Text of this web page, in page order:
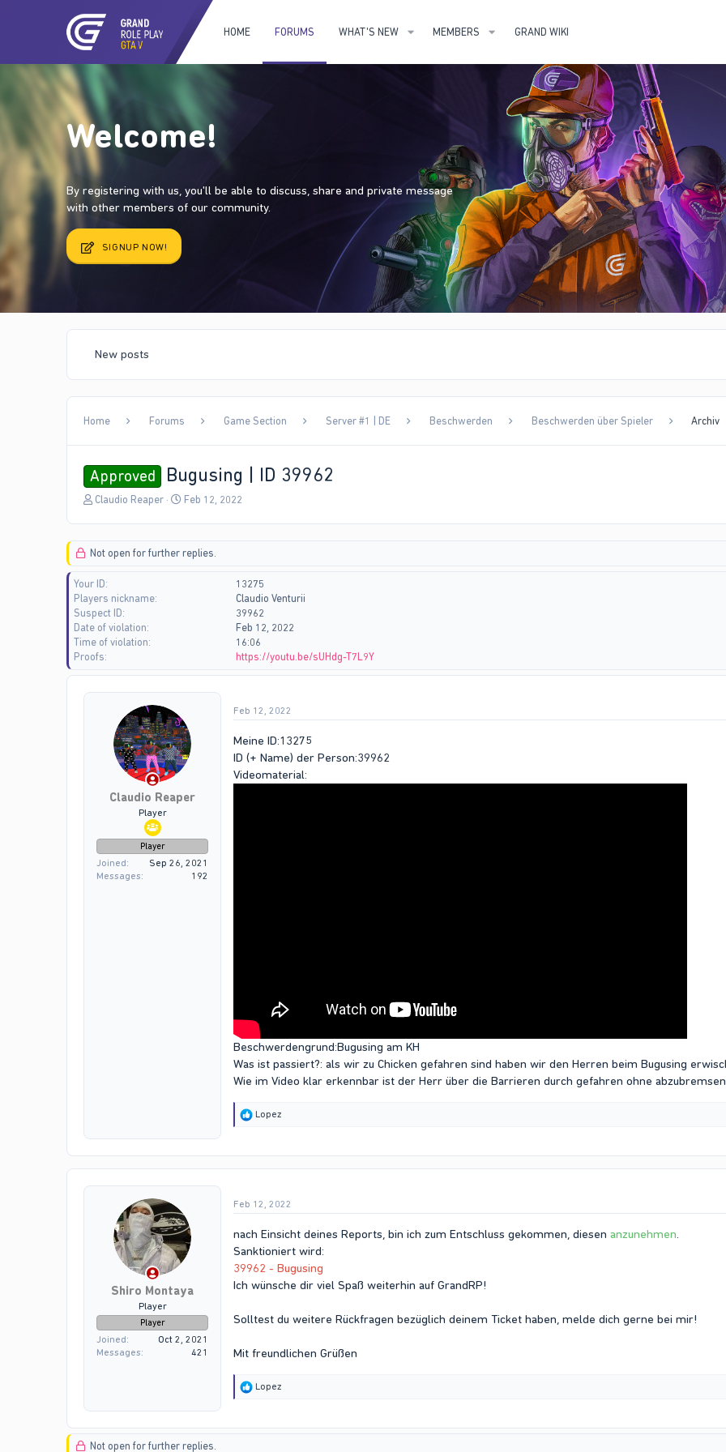
HOME FORUMS WHAT'S NEW MEMBERS GRAND WIKI
Welcome!
By registering with us, you'll be able to discuss, share and private message
with other members of our community.
SIGNUP NOW!
New posts
Home Forums Game Section Server #1 | DE Beschwerden Beschwerden über Spieler Archiv
Approved Bugusing | ID 39962
T
a
s
t
a
r
t
e
r
Claudio Reaper
S
t
Feb 12, 2022
Not open for further replies.
Your ID
13275
Players nickname
Claudio Venturii
Suspect ID
39962
Date of violation
Feb 12, 2022
Time of violation
16:06
Proofs
https://youtu.be/sUHdg-T7L9Y
Claudio Reaper
Player
Player
Joined
Sep 26, 2021
Messages
192
Feb 12, 2022
Meine ID:13275
ID (+ Name) der Person:39962
Videomaterial:
Beschwerdengrund:Bugusing am KH
Was ist passiert?: als wir zu Chicken gefahren sind haben wir den Herren beim Bugusing
Wie im Video klar erkennbar ist der Herr über die Barrieren durch gefahren ohne
R
n
s
:
Lopez
Shiro Montaya
Player
Player
Joined
Oct 2, 2021
Messages
421
Feb 12, 2022
nach Einsicht deines Reports, bin ich zum Entschluss gekommen, diesen anzunehmen.
Sanktioniert wird:
39962 - Bugusing
Ich wünsche dir viel Spaß weiterhin auf GrandRP!
Solltest du weitere Rückfragen bezüglich deinem Ticket haben, melde dich gerne bei mir!
Mit freundlichen Grüßen
RLopez
Not open for further replies.